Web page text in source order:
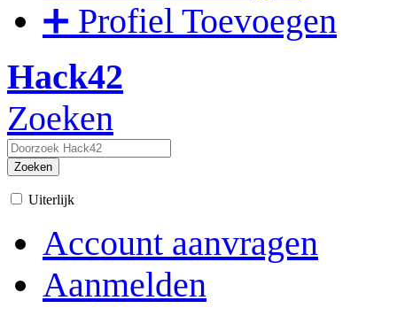
➕ Profiel Toevoegen
Hack42
Zoeken
Zoeken
Uiterlijk
Account aanvragen
Aanmelden